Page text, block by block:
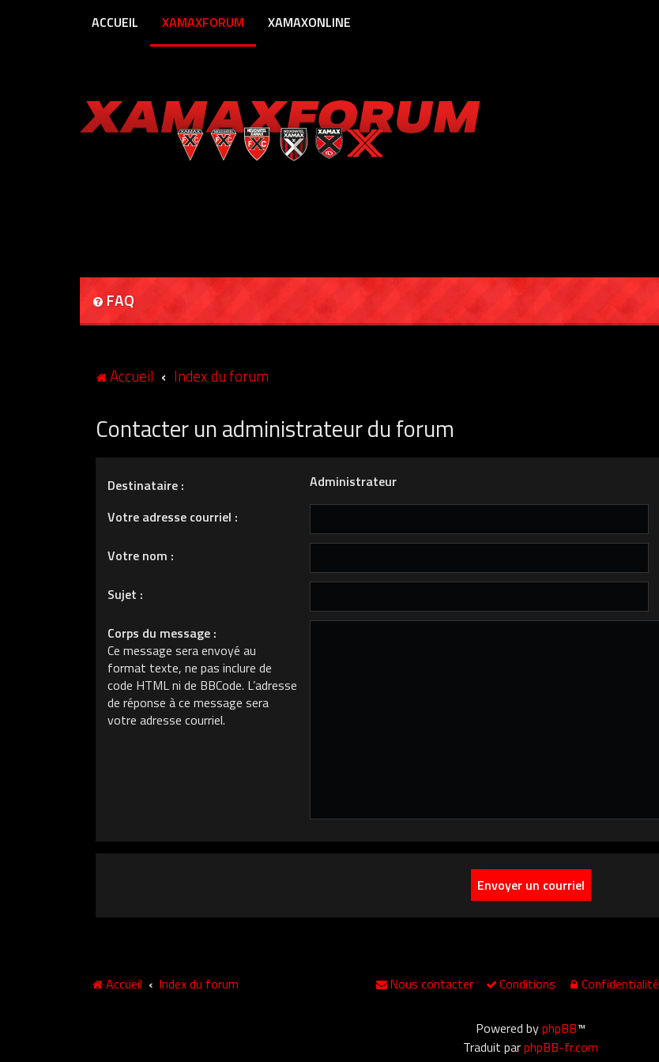
ACCUEIL XAMAXFORUM XAMAXONLINE
FAQ
Accueil Index du forum
Contacter un administrateur du forum
Destinataire :
Administrateur
Votre adresse courriel :
Votre nom :
Sujet :
Corps du message :
Ce message sera envoyé au
format texte, ne pas inclure de
code HTML ni de BBCode. L’adresse
de réponse à ce message sera
votre adresse courriel.
Accueil Index du forum Confidentialité
Conditions
Nous contacter
Powered byphpBB™
Traduit parphpBB-fr.com